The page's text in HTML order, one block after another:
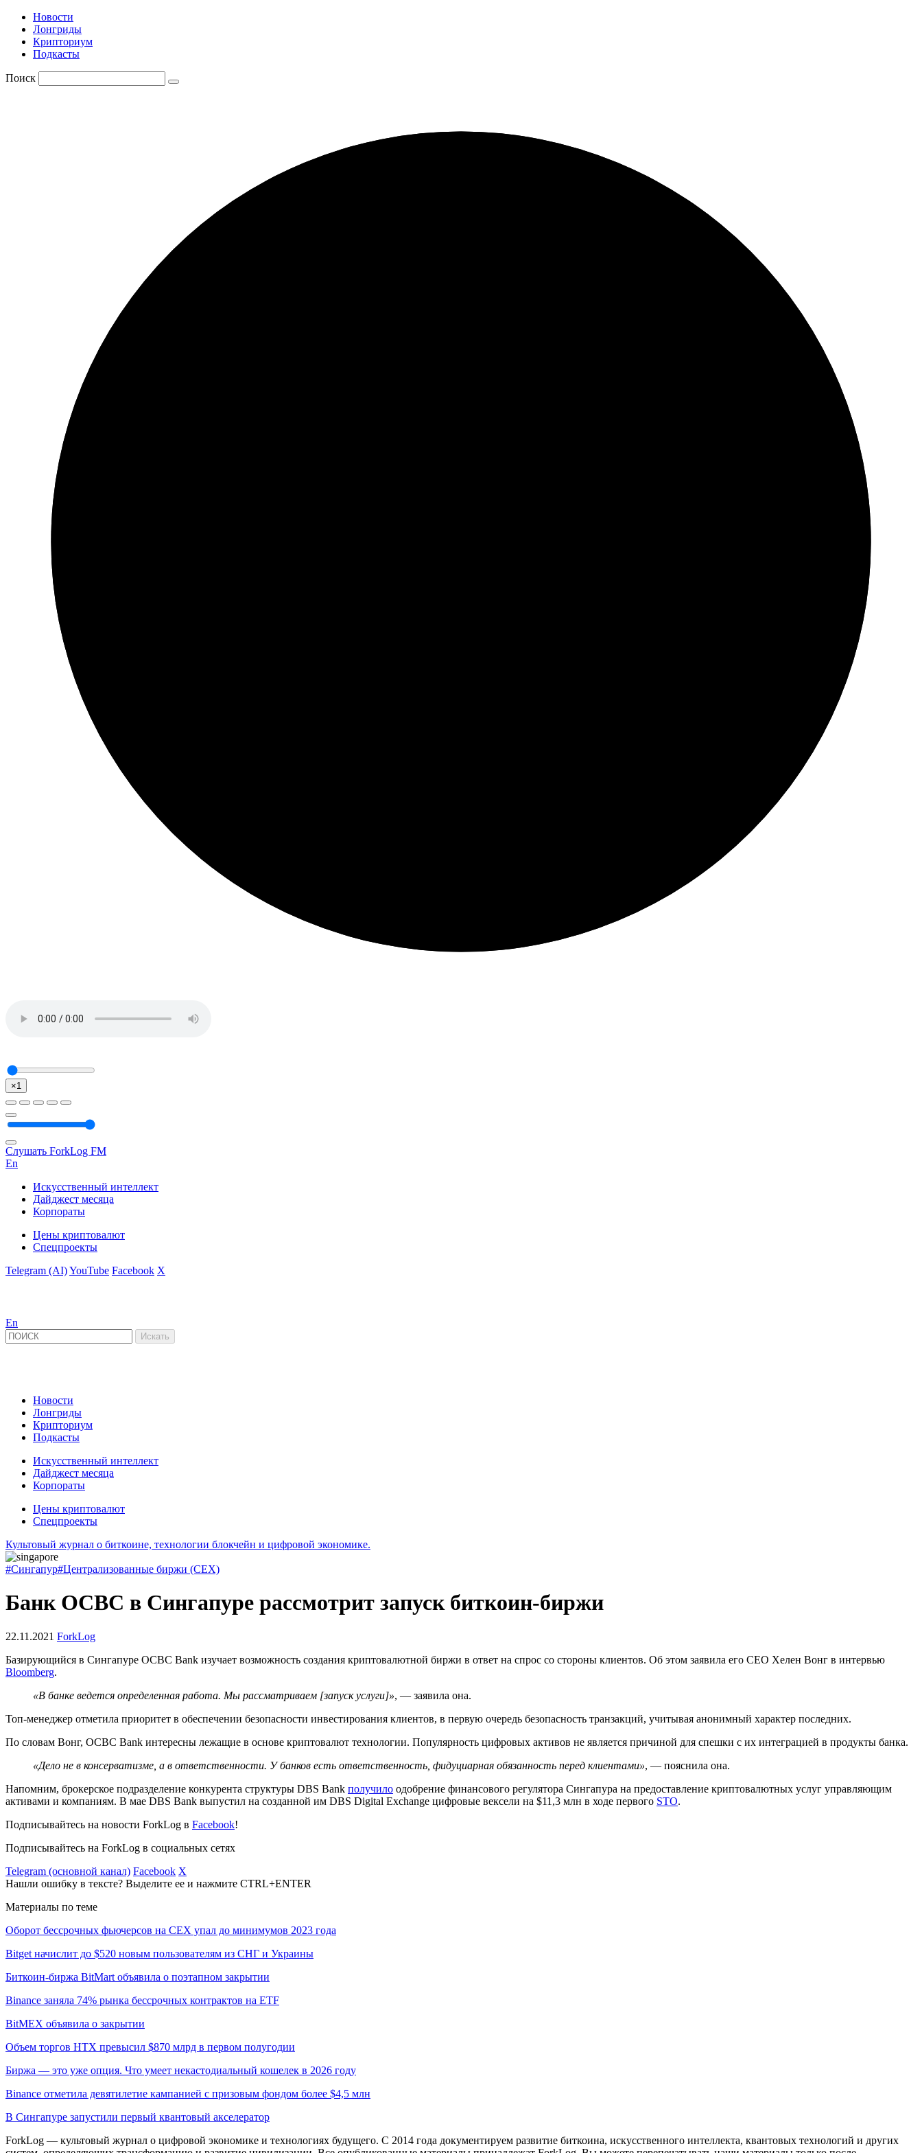
Новости
Лонгриды
Крипториум
Подкасты
Поиск
×1
Слушать ForkLog FM
En
Искусственный интеллект
Дайджест месяца
Корпораты
Цены криптовалют
Спецпроекты
Telegram (AI)YouTube Facebook X
En
Новости
Лонгриды
Крипториум
Подкасты
Искусственный интеллект
Дайджест месяца
Корпораты
Цены криптовалют
Спецпроекты
Культовый журнал о биткоине, технологии блокчейн и цифровой экономике.
#Сингапур#Централизованные биржи (CEX)
Банк OCBC в Сингапуре рассмотрит запуск биткоин-биржи
22.11.2021 ForkLog
Базирующийся в Сингапуре OCBC Bank изучает возможность создания криптовалютной биржи в ответ на спрос со стороны клиентов. Об этом заявила его CEO Хелен Вонг в интервью
Bloomberg.
«В банке ведется определенная работа. Мы рассматриваем [запуск услуги]», — заявила она.
Топ-менеджер отметила приоритет в обеспечении безопасности инвестирования клиентов, в первую очередь безопасность транзакций, учитывая анонимный характер последних.
По словам Вонг, OCBC Bank интересны лежащие в основе криптовалют технологии. Популярность цифровых активов не является причиной для спешки с их интеграцией в продукты банка.
«Дело не в консерватизме, а в ответственности. У банков есть ответственность, фидуциарная обязанность перед клиентами», — пояснила она.
Напомним, брокерское подразделение конкурента структуры DBS Bank получило одобрение финансового регулятора Сингапура на предоставление криптовалютных услуг управляющим
активами и компаниям. В мае DBS Bank выпустил на созданной им DBS Digital Exchange цифровые вексели на $11,3 млн в ходе первого STO.
Подписывайтесь на новости ForkLog в Facebook!
Подписывайтесь на ForkLog в социальных сетях
Telegram (основной канал) Facebook X
Нашли ошибку в тексте? Выделите ее и нажмите CTRL+ENTER
Материалы по теме
Оборот бессрочных фьючерсов на CEX упал до минимумов 2023 года
Bitget начислит до $520 новым пользователям из СНГ и Украины
Биткоин-биржа BitMart объявила о поэтапном закрытии
Binance заняла 74% рынка бессрочных контрактов на ETF
BitMEX объявила о закрытии
Объем торгов HTX превысил $870 млрд в первом полугодии
Биржа — это уже опция. Что умеет некастодиальный кошелек в 2026 году
Binance отметила девятилетие кампанией с призовым фондом более $4,5 млн
В Сингапуре запустили первый квантовый акселератор
ForkLog — культовый журнал о цифровой экономике и технологиях будущего. С 2014 года документируем развитие биткоина, искусственного интеллекта, квантовых технологий и других